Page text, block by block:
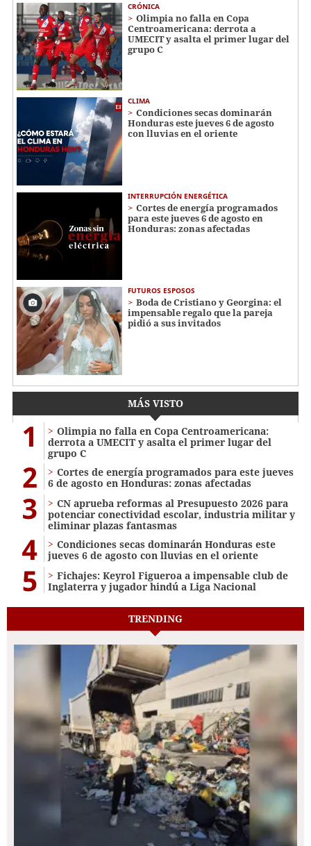
CRÓNICA
Olimpia no falla en Copa
Centroamericana: derrota a
UMECIT y asalta el primer lugar del
grupo C
CLIMA
Condiciones secas dominarán
Honduras este jueves 6 de agosto
con lluvias en el oriente
INTERRUPCIÓN ENERGÉTICA
Cortes de energía programados
para este jueves 6 de agosto en
Honduras: zonas afectadas
FUTUROS ESPOSOS
Boda de Cristiano y Georgina: el
impensable regalo que la pareja
pidió a sus invitados
MÁS VISTO
1
Olimpia no falla en Copa Centroamericana:
derrota a UMECIT y asalta el primer lugar del
grupo C
2
Cortes de energía programados para este jueves
6 de agosto en Honduras: zonas afectadas
3
CN aprueba reformas al Presupuesto 2026 para
potenciar conectividad escolar, industria militar y
eliminar plazas fantasmas
4
Condiciones secas dominarán Honduras este
jueves 6 de agosto con lluvias en el oriente
5
Fichajes: Keyrol Figueroa a impensable club de
Inglaterra y jugador hindú a Liga Nacional
TRENDING